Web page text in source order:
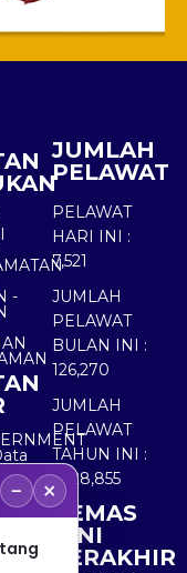
-
JUMLAH
PELAWAT
PELAWAT
HARI INI :
7,521
JUMLAH
PELAWAT
BULAN INI :
126,270
JUMLAH
PELAWAT
TAHUN INI :
5,528,855
KEMAS
KINI
TERAKHIR
− ×